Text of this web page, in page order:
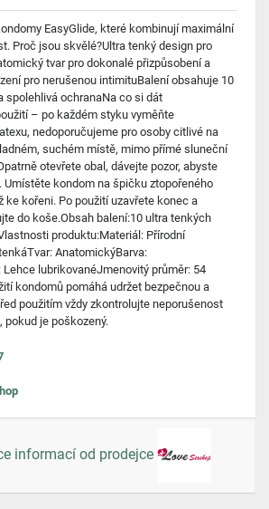
EasyGlide, které kombinují maximální
Proč jsou skvělé?Ultra tenký design pro
tvar pro dokonalé přizpůsobení a
pro nerušenou intimituBalení obsahuje 10
spolehlivá ochranaNa co si dát
– po každém styku vyměňte
nedoporučujeme pro osoby citlivé na
suchém místě, mimo přímé sluneční
otevřete obal, dávejte pozor, abyste
Umístěte kondom na špičku ztopořeného
ke kořeni. Po použití uzavřete konec a
do koše.Obsah balení:10 ultra tenkých
produktu:Materiál: Přírodní
AnatomickýBarva:
lubrikovanéJmenovitý průměr: 54
kondomů pomáhá udržet bezpečnou a
použitím vždy zkontrolujte neporušenost
pokud je poškozený.
informací od prodejce